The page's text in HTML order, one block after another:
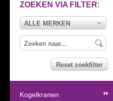
ZOEKEN VIA FILTER:
ALLE MERKEN
Reset zoekfilter
Kogelkranen